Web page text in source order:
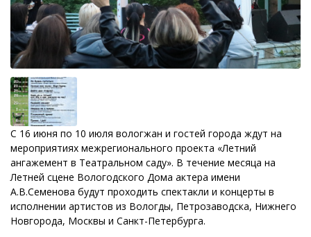
С 16 июня по 10 июля вологжан и гостей города ждут на
мероприятиях межрегионального проекта «Летний
ангажемент в Театральном саду». В течение месяца на
Летней сцене Вологодского Дома актера имени
А.В.Семенова будут проходить спектакли и концерты в
исполнении артистов из Вологды, Петрозаводска, Нижнего
Новгорода, Москвы и Санкт-Петербурга.